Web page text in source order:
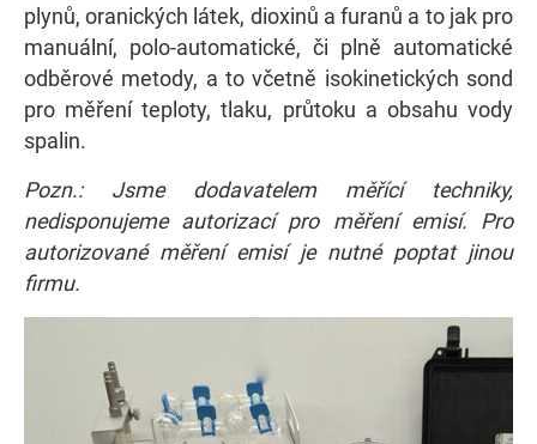
plynů, oranických látek, dioxinů a furanů a to jak pro
manuální, polo-automatické, či plně automatické
odběrové metody, a to včetně isokinetických sond
pro měření teploty, tlaku, průtoku a obsahu vody
spalin.
Pozn.: Jsme dodavatelem měřící techniky,
nedisponujeme autorizací pro měření emisí. Pro
autorizované měření emisí je nutné poptat jinou
firmu.